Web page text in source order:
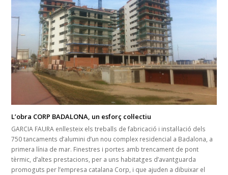
L’obra CORP BADALONA, un esforç col·lectiu
GARCIA FAURA enllesteix els treballs de fabricació i instal·lació dels
750 tancaments d’alumini d’un nou complex residencial a Badalona, a
primera línia de mar. Finestres i portes amb trencament de pont
tèrmic, d’altes prestacions, per a uns habitatges d’avantguarda
promoguts per l’empresa catalana Corp, i que ajuden a dibuixar el